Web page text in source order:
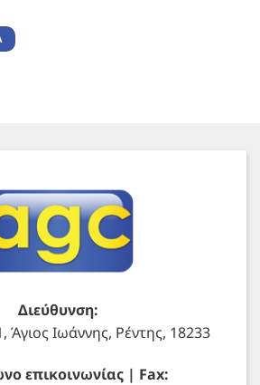
Διεύθυνση:
Άγιος Ιωάννης, Ρέντης, 18233
επικοινωνίας | Fax: